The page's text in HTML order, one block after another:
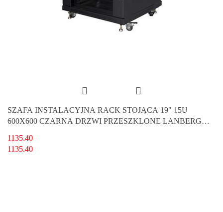
SZAFA INSTALACYJNA RACK STOJĄCA 19" 15U
600X600 CZARNA DRZWI PRZESZKLONE LANBERG
1135.40
1135.40